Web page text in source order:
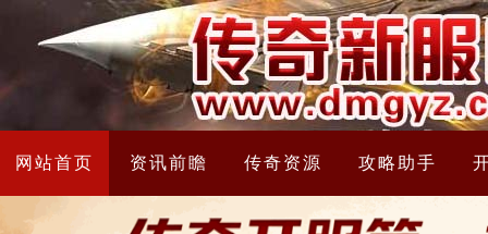
网站首页 资讯前瞻 传奇资源 攻略助手